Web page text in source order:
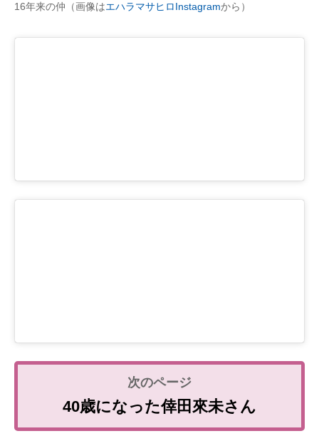
16年来の仲（画像はエハラマサヒロInstagramから）
40歳になった倖田來未さん